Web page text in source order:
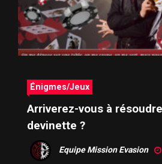
Énigmes/Jeux
Arriverez-vous à
devinette ?
Equipe Mission Evasion